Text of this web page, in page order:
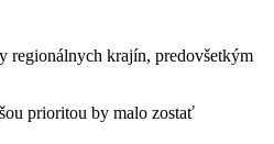
regionálnych krajín, predovšetkým
prioritou by malo zostať